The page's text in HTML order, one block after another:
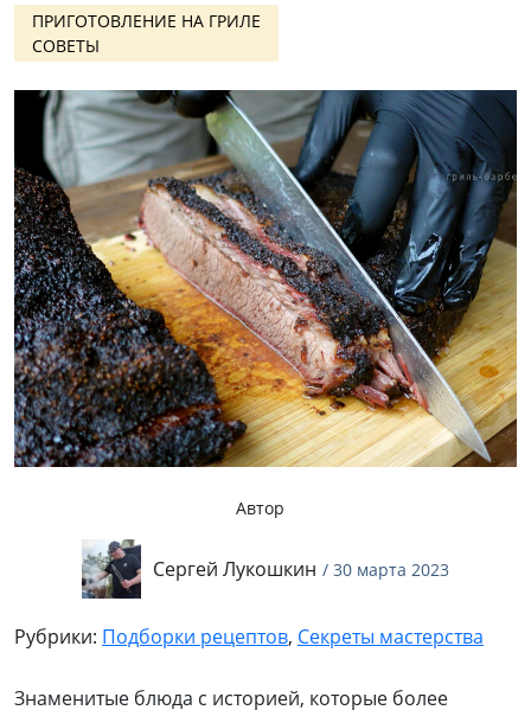
ПРИГОТОВЛЕНИЕ НА ГРИЛЕ
СОВЕТЫ
Автор
Сергей Лукошкин / 30 марта 2023
Рубрики: Подборки рецептов, Секреты мастерства
Знаменитые блюда с историей, которые более